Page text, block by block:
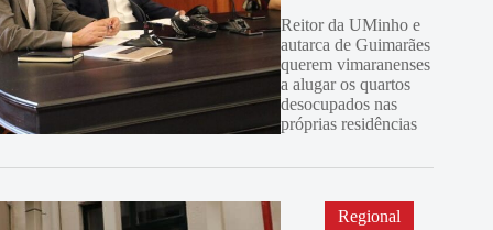
Reitor da UMinho e
autarca de Guimarães
querem vimaranenses
a alugar os quartos
desocupados nas
próprias residências
Regional